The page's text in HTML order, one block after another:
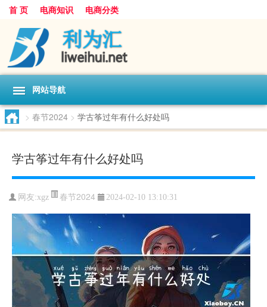
首 页 电商知识 电商分类
网站导航
> 春节2024 > 学古筝过年有什么好处吗
学古筝过年有什么好处吗
网友:xgz 春节2024 2024-02-10 13:10:31